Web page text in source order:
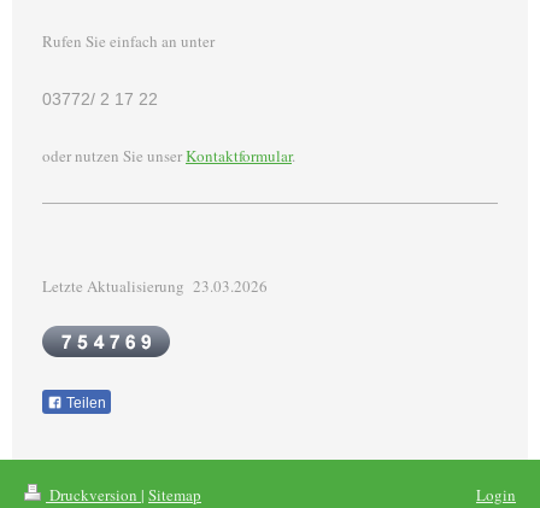
Rufen Sie einfach an unter
03772/ 2 17 22
oder nutzen Sie unserKontaktformular.
Letzte Aktualisierung 23.03.2026
Teilen
Druckversion | Sitemap
Login